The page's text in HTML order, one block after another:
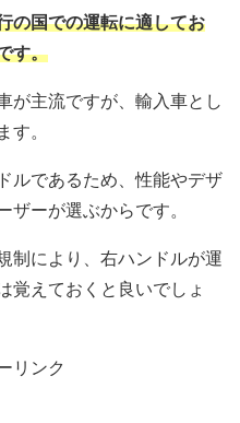
の国での運転に適してお
す。
が主流ですが、輸入車とし
す。
ルであるため、性能やデザ
ザーが選ぶからです。
制により、右ハンドルが運
覚えておくと良いでしょ
リンク